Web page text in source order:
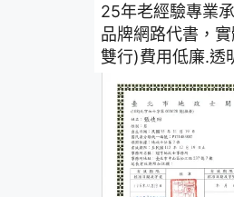
25年老經驗專業
品牌網路代書，
雙行)費用低廉.透